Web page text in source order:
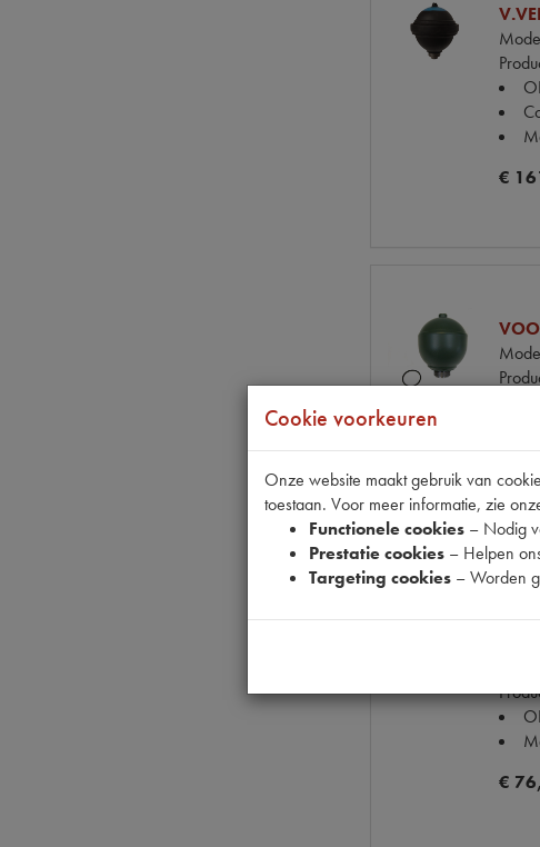
€
€
€
Cookie voorkeuren
Onze website maakt gebruik van
toestaan. Voor meer informatie, zie
Functionele cookies – Nodig
Prestatie cookies – Helpen
Targeting cookies – Worden